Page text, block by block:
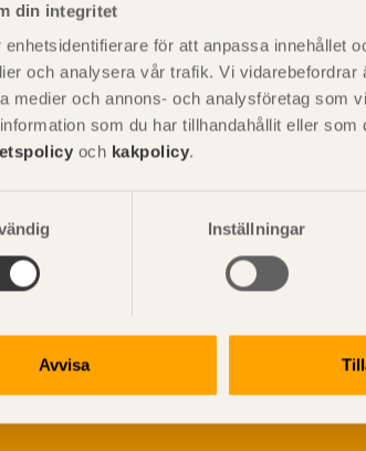
din integritet
enhetsidentifierare för att anpassa innehållet
och analysera vår trafik. Vi
medier och annons- och analysföretag som
som du har tillhandahållit eller
och kakpolicy.
Inställningar
Avvisa
är svensk
för att beskriva